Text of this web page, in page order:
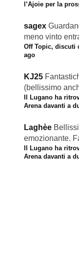
l’Ajoie per la
sagex
meno vinto
Off Topic, discuti
ago
KJ25
(bellissimo
Il Lugano ha
Arena davanti a
Laghèe
emozionante.
Il Lugano ha
Arena davanti a